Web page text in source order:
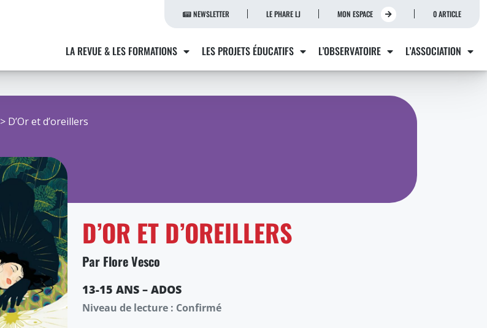
NEWSLETTER LE PHARE LJ MON ESPACE 0 ARTICLE
LA REVUE & LES FORMATIONS LES PROJETS ÉDUCATIFS L’OBSERVATOIRE L’ASSOCIATION
> D’Or et d’oreillers
D’OR ET D’OREILLERS
Par Flore Vesco
13-15 ANS – ADOS
Niveau de lecture : Confirmé